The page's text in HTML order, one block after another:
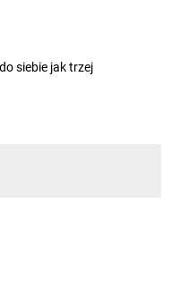
siebie jak trzej